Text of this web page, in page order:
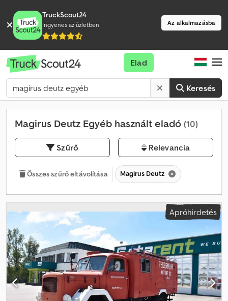
TruckScout24
Ingyenes az üzletben Az alkalmazásba
Keresés
Elad
Magirus Deutz Egyéb használt eladó (10)
Szűrő Relevancia
Összes szűrő eltávolítása Magirus Deutz
Apróhirdetés